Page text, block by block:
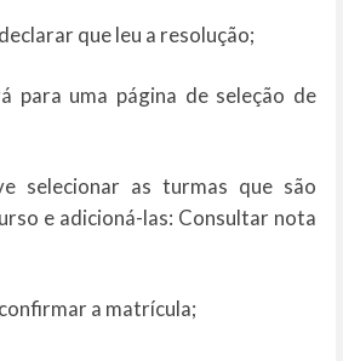
que leu a resolução;
para uma página de seleção de
selecionar as turmas que são
e adicioná-las: Consultar nota
a matrícula;